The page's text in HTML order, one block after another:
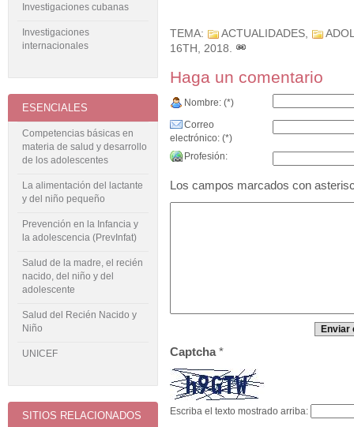
TEMA: ACTUALIDADES,
16TH, 2018.
Haga un comentario
Nombre: (*)
Correo
electrónico: (*)
Profesión:
Los campos marcados con
Captcha*
Escriba el texto mostrado arriba:
Investigaciones cubanas
Investigaciones
internacionales
ESENCIALES
Competencias básicas en
materia de salud y desarrollo
de los adolescentes
La alimentación del lactante
y del niño pequeño
Prevención en la Infancia y
la adolescencia (PrevInfat)
Salud de la madre, el recién
nacido, del niño y del
adolescente
Salud del Recién Nacido y
Niño
UNICEF
SITIOS RELACIONADOS